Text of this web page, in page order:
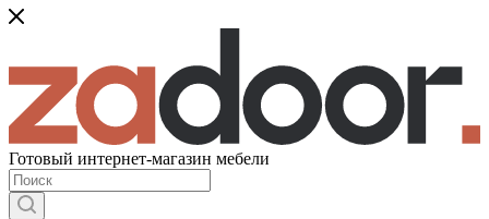
Готовый интернет-магазин мебели